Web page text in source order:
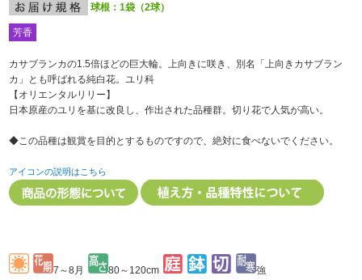
球根：1袋（2球）
芳香
カサブランカの1.5倍ほどの巨大輪。上向きに咲き、別名「上向きカサブラン
カ」とも呼ばれる純白花。ユリ科
【オリエンタルリリー】
日本原産のユリを基に改良し、作出された品種群。切り花で人気が高い。
◆この品種は観賞を目的とするものですので、絶対に食べないでください。
アイコンの説明はこちら
7～8月 80～120cm 強